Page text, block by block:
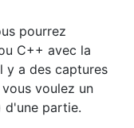
pourrez
C++ avec la
y a des captures
voulez un
d'une partie.